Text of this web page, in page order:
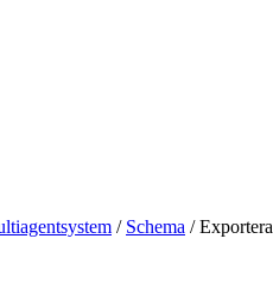
/ Schema /Exportera